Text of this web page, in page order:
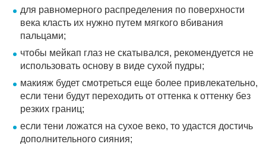
для равномерного распределения по поверхности
века класть их нужно путем мягкого вбивания
пальцами;
чтобы мейкап глаз не скатывался, рекомендуется не
использовать основу в виде сухой пудры;
макияж будет смотреться еще более привлекательно,
если тени будут переходить от оттенка к оттенку без
резких границ;
если тени ложатся на сухое веко, то удастся достичь
дополнительного сияния;